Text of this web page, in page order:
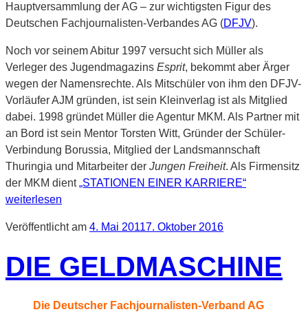
Hauptversammlung der AG – zur wichtigsten Figur des
Deutschen Fachjournalisten-Verbandes AG (DFJV).
Noch vor seinem Abitur 1997 versucht sich Müller als
Verleger des Jugendmagazins Esprit, bekommt aber Ärger
wegen der Namensrechte. Als Mitschüler von ihm den DFJV-
Vorläufer AJM gründen, ist sein Kleinverlag ist als Mitglied
dabei. 1998 gründet Müller die Agentur MKM. Als Partner mit
an Bord ist sein Mentor Torsten Witt, Gründer der Schüler-
Verbindung Borussia, Mitglied der Landsmannschaft
Thuringia und Mitarbeiter der Jungen Freiheit. Als Firmensitz
der MKM dient„STATIONEN EINER KARRIERE“
weiterlesen
Veröffentlicht am 4. Mai 20117. Oktober 2016
DIE GELDMASCHINE
Die Deutscher Fachjournalisten-Verband AG